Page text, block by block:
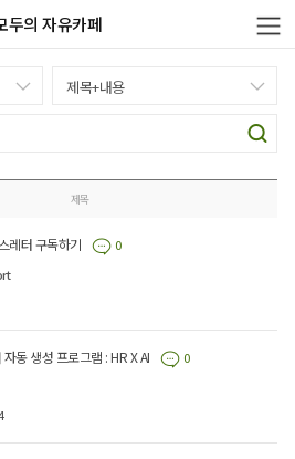
두의 자유카페
제목
레터 구독하기 0
동 생성 프로그램 : HR X AI 0